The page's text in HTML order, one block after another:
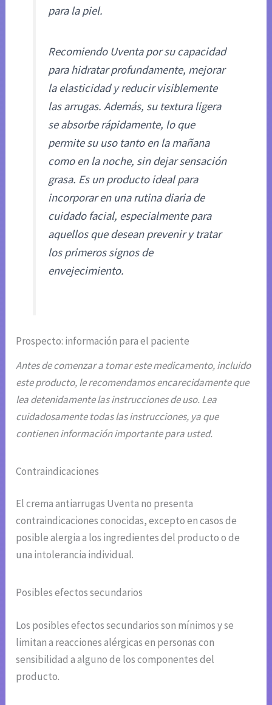
para la piel.
Recomiendo Uventa por su capacidad
para hidratar profundamente, mejorar
la elasticidad y reducir visiblemente
las arrugas. Además, su textura ligera
se absorbe rápidamente, lo que
permite su uso tanto en la mañana
como en la noche, sin dejar sensación
grasa. Es un producto ideal para
incorporar en una rutina diaria de
cuidado facial, especialmente para
aquellos que desean prevenir y tratar
los primeros signos de
envejecimiento.
Prospecto: información para el paciente
Antes de comenzar a tomar este medicamento, incluido
este producto, le recomendamos encarecidamente que
lea detenidamente las instrucciones de uso. Lea
cuidadosamente todas las instrucciones, ya que
contienen información importante para usted.
Contraindicaciones
El crema antiarrugas Uventa no presenta
contraindicaciones conocidas, excepto en casos de
posible alergia a los ingredientes del producto o de
una intolerancia individual.
Posibles efectos secundarios
Los posibles efectos secundarios son mínimos y se
limitan a reacciones alérgicas en personas con
sensibilidad a alguno de los componentes del
producto.